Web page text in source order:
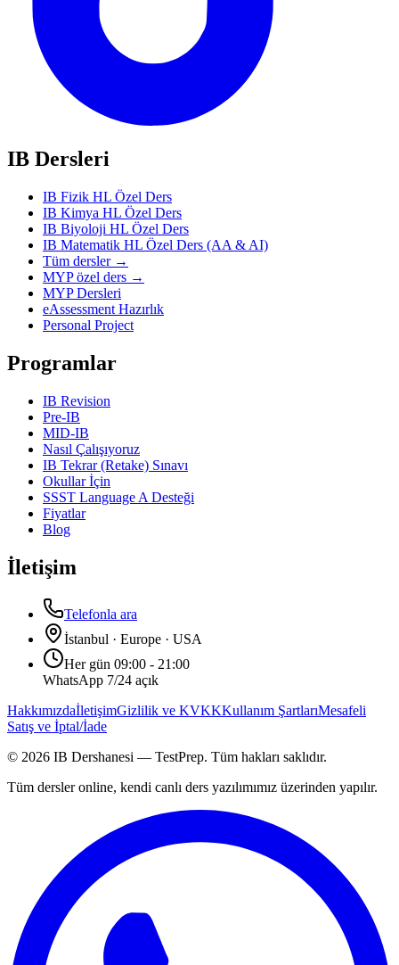
IB Dersleri
IB Fizik HL Özel Ders
IB Kimya HL Özel Ders
IB Biyoloji HL Özel Ders
IB Matematik HL Özel Ders (AA & AI)
Tüm dersler →
MYP özel ders →
MYP Dersleri
eAssessment Hazırlık
Personal Project
Programlar
IB Revision
Pre-IB
MID-IB
Nasıl Çalışıyoruz
IB Tekrar (Retake) Sınavı
Okullar İçin
SSST Language A Desteği
Fiyatlar
Blog
İletişim
Telefonla ara
İstanbul · Europe · USA
Her gün 09:00 - 21:00
WhatsApp 7/24 açık
HakkımızdaİletişimGizlilik ve KVKKKullanım ŞartlarıMesafeli
Satış ve İptal/İade
© 2026 IB Dershanesi — TestPrep. Tüm hakları saklıdır.
Tüm dersler online, kendi canlı ders yazılımımız üzerinden yapılır.